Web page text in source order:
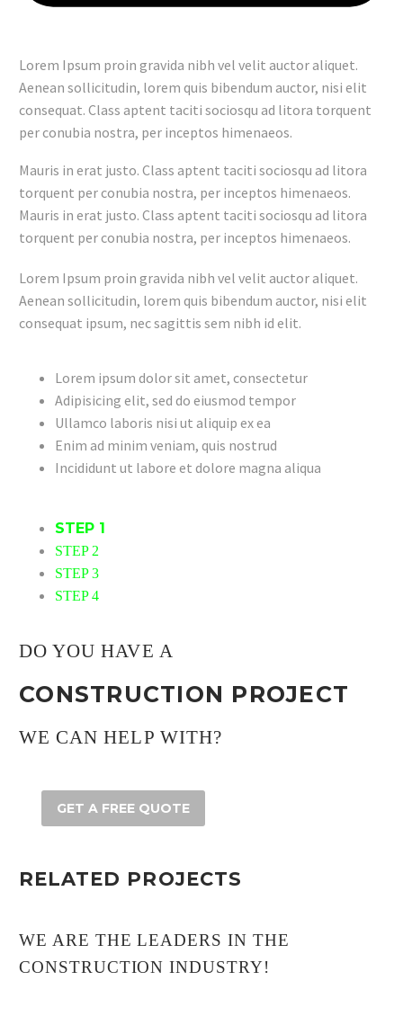
Lorem Ipsum proin gravida nibh vel velit auctor aliquet.
Aenean sollicitudin, lorem quis bibendum auctor, nisi elit
consequat. Class aptent taciti sociosqu ad litora torquent
per conubia nostra, per inceptos himenaeos.
Mauris in erat justo. Class aptent taciti sociosqu ad litora
torquent per conubia nostra, per inceptos himenaeos.
Mauris in erat justo. Class aptent taciti sociosqu ad litora
torquent per conubia nostra, per inceptos himenaeos.
Lorem Ipsum proin gravida nibh vel velit auctor aliquet.
Aenean sollicitudin, lorem quis bibendum auctor, nisi elit
consequat ipsum, nec sagittis sem nibh id elit.
Lorem ipsum dolor sit amet, consectetur
Adipisicing elit, sed do eiusmod tempor
Ullamco laboris nisi ut aliquip ex ea
Enim ad minim veniam, quis nostrud
Incididunt ut labore et dolore magna aliqua
STEP 1
STEP 2
STEP 3
STEP 4
DO YOU HAVE A
CONSTRUCTION PROJECT
WE CAN HELP WITH?
GET A FREE QUOTE
RELATED PROJECTS
WE ARE THE LEADERS IN THE
CONSTRUCTION INDUSTRY!